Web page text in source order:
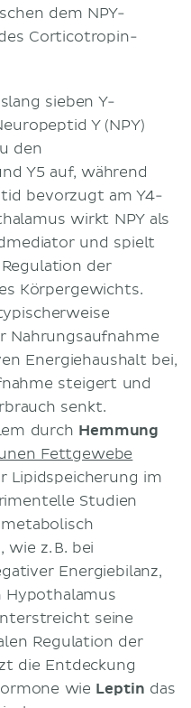
dem NPY-
Corticotropin-
sieben Y-
Y (NPY)
den
Y5 auf, während
bevorzugt am Y4-
wirkt NPY als
und spielt
der
Körpergewichts.
Nahrungsaufnahme
Energiehaushalt bei,
steigert und
senkt.
durch Hemmung
Fettgewebe
Lipidspeicherung im
Studien
z. B. bei
Energiebilanz,
Hypothalamus
seine
Regulation der
die Entdeckung
wie Leptin das